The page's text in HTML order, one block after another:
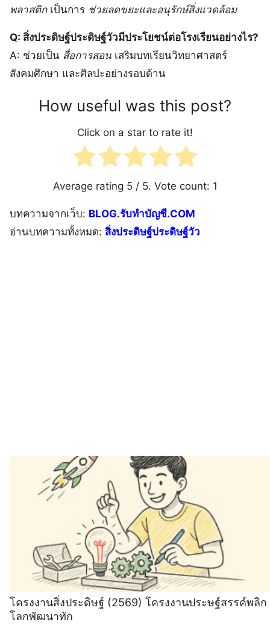
พลาสติกเป็นการ ช่วยลดขยะและอนุรักษ์สิ่งแวดล้อม
Q: สิ่งประดิษฐ์ประดิษฐ์วัวมีประโยชน์ต่อโรงเรียนอย่างไร?
A: ช่วยเป็น สื่อการสอน เสริมบทเรียนวิทยาศาสตร์
สังคมศึกษา และศิลปะอย่างรอบด้าน
How useful was this post?
Click on a star to rate it!
Average rating 5/ 5. Vote count: 1
บทความจากเว็บ: BLOG.รับทำบัญชี.COM
อ่านบทความทั้งหมด: สิ่งประดิษฐ์ประดิษฐ์วัว
โครงงานสิ่งประดิษฐ์ (2569) โครงงานประษฐ์สรรค์พลิก
โลกพัฒนาทัก